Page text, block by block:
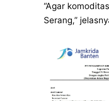
“Agar
Serang,”